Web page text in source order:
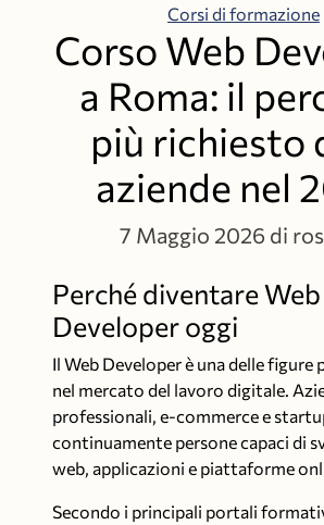
Categorie
Corsi di formazione
Corso Web
a Roma: il
più richiesto
aziende nel
7 Maggio 2026 di
Perché diventare Web
Developer oggi
Il Web Developer è una delle figure
nel mercato del lavoro digitale.
professionali, e-commerce e
continuamente persone capaci di
web, applicazioni e piattaforme
Secondo i principali portali